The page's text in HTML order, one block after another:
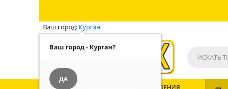
Ваш город: Курган
Ваш город - Курган?
ДА
ВСЕ
ЗАВЕДЕНИЯ